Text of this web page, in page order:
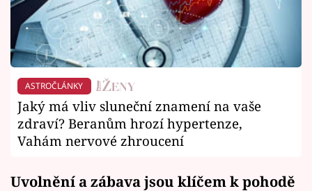
ASTROČLÁNKY
Jaký má vliv sluneční znamení na vaše
zdraví? Beranům hrozí hypertenze,
Vahám nervové zhroucení
Uvolnění a zábava jsou klíčem k pohodě